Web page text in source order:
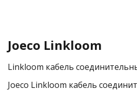
Joeco Linkloom
Linkloom кабель
Joeco Linkloom кабель